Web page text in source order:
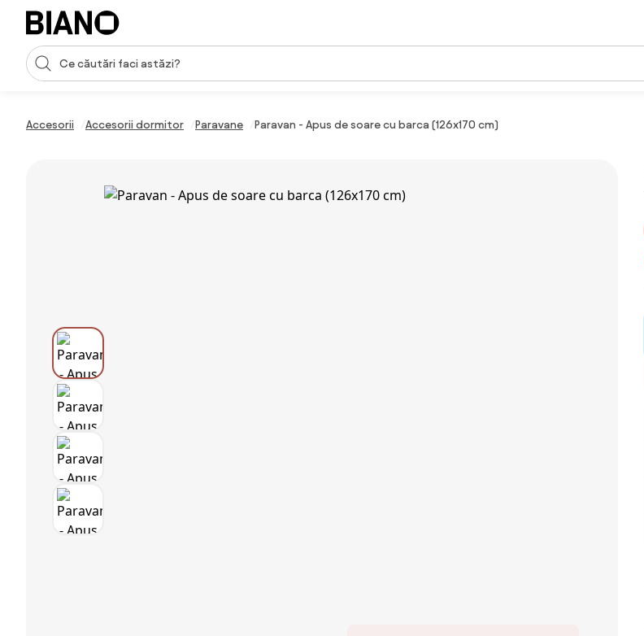
Sari peste navigare, accesează conținutul
Introducerea căutării
Accesorii Accesorii dormitor Paravane Paravan - Apus de soare cu barca (126x170 cm)